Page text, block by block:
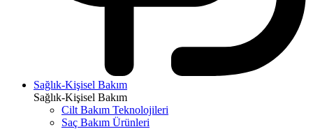
Sağlık-Kişisel Bakım
Sağlık-Kişisel Bakım
Cilt Bakım Teknolojileri
Saç Bakım Ürünleri